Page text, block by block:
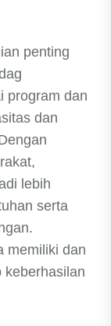
penting
program dan
dan
lebih
serta
memiliki dan
keberhasilan